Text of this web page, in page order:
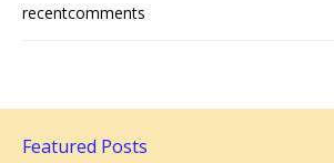
recentcomments
Featured Posts